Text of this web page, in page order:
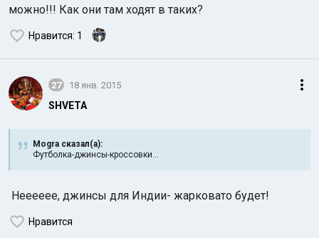
можно!!! Как они там ходят в таких?
Нравится: 1
27 18 янв. 2015
SHVETA
Mogra сказал(а):
Футболка-джинсы-кроссовки...
Нееееее, джинсы для Индии- жарковато будет!
Нравится